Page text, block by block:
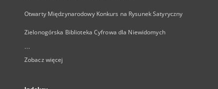
Otwarty Międzynarodowy Konkurs na Rysunek Satyryczny
Zielonogórska Biblioteka Cyfrowa dla Niewidomych
...
Zobacz więcej